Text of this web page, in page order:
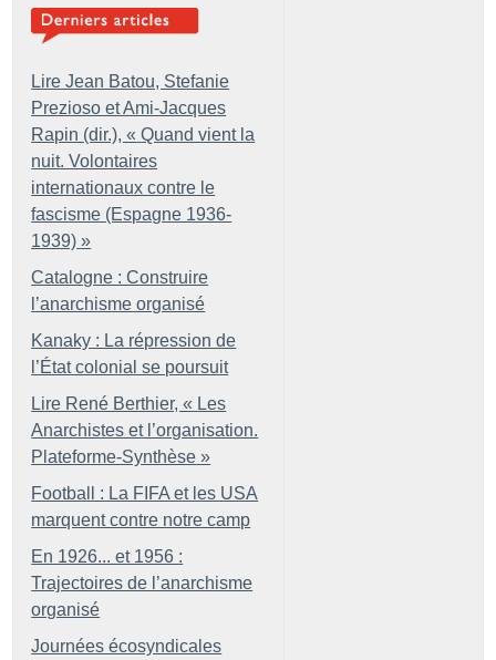
Lire Jean Batou, Stefanie
Prezioso et Ami-Jacques
Rapin (dir.), « Quand vient la
nuit. Volontaires
internationaux contre le
fascisme (Espagne 1936-
1939) »
Catalogne : Construire
l’anarchisme organisé
Kanaky : La répression de
l’État colonial se poursuit
Lire René Berthier, « Les
Anarchistes et l’organisation.
Plateforme-Synthèse »
Football : La FIFA et les USA
marquent contre notre camp
En 1926... et 1956 :
Trajectoires de l’anarchisme
organisé
Journées écosyndicales